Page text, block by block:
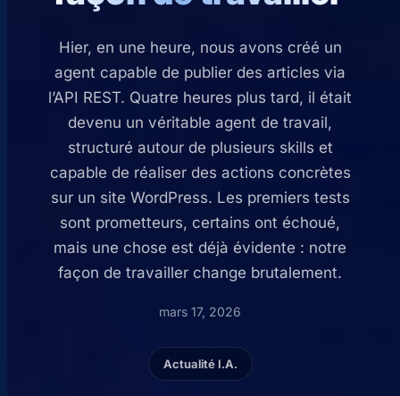
Hier, en une heure, nous avons créé un
agent capable de publier des articles via
l’API REST. Quatre heures plus tard, il était
devenu un véritable agent de travail,
structuré autour de plusieurs skills et
capable de réaliser des actions concrètes
sur un site WordPress. Les premiers tests
sont prometteurs, certains ont échoué,
mais une chose est déjà évidente : notre
façon de travailler change brutalement.
mars 17, 2026
Actualité I.A.